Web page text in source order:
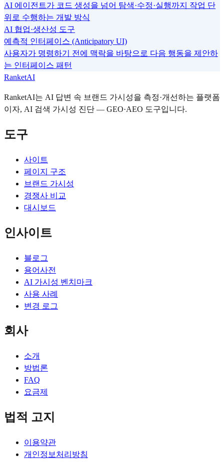
AI 에이전트가 코드 생성을 넘어 탐색·수정·실행까지 작업 단
위로 수행하는 개발 방식
AI 협업·생산성 도구
예측적 인터페이스 (Anticipatory UI)
사용자가 명령하기 전에 맥락을 바탕으로 다음 행동을 제안하
는 인터페이스 패턴
RanketAI
RanketAI는 AI 답변 속 브랜드 가시성을 측정·개선하는 플랫폼
이자, AI 검색 가시성 진단 — GEO·AEO 도구입니다.
도구
사이트
페이지 구조
브랜드 가시성
경쟁사 비교
대시보드
인사이트
블로그
용어사전
AI 가시성 벤치마크
사용 사례
변경 로그
회사
소개
방법론
FAQ
요금제
법적 고지
이용약관
개인정보처리방침